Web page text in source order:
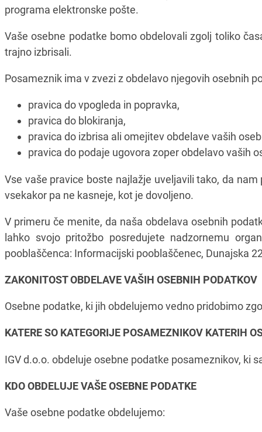
programa elektronske pošte.
Vaše osebne podatke bomo obdelovali zgolj toliko
trajno izbrisali.
Posameznik ima v zvezi z obdelavo njegovih osebnih
pravica do vpogleda in popravka,
pravica do blokiranja,
pravica do izbrisa ali omejitev obdelave vaših
pravica do podaje ugovora zoper obdelavo vaših
Vse vaše pravice boste najlažje uveljavili tako, da
vsekakor pa ne kasneje, kot je dovoljeno.
V primeru če menite, da naša obdelava osebnih
lahko svojo pritožbo posredujete nadzornemu
pooblaščenca: Informacijski pooblaščenec, Dunajska
ZAKONITOST OBDELAVE VAŠIH OSEBNIH PODATKOV
Osebne podatke, ki jih obdelujemo vedno pridobimo
KATERE SO KATEGORIJE POSAMEZNIKOV KATERIH
IGV d.o.o. obdeluje osebne podatke posameznikov, ki
KDO OBDELUJE VAŠE OSEBNE PODATKE
Vaše osebne podatke obdelujemo: